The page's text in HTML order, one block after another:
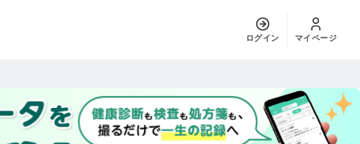
ログイン マイページ